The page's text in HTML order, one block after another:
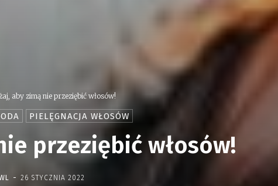
aby zimą nie przeziębić włosów!
PIELĘGNACJA WŁOSÓW
przeziębić włosów!
- 26 STYCZNIA 2022